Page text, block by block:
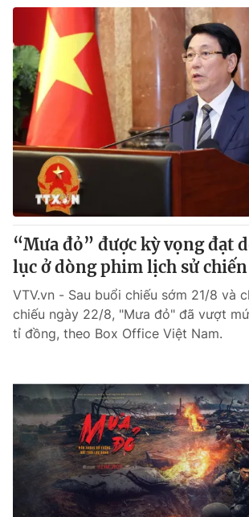
“Mưa đỏ” được kỳ vọng đạt
lục ở dòng phim lịch sử
VTV.vn - Sau buổi chiếu sớm 21/8 và
chiếu ngày 22/8, "Mưa đỏ" đã vượt
tỉ đồng, theo Box Office Việt Nam.